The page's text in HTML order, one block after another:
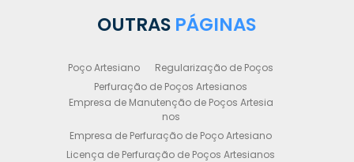
OUTRAS PÁGINAS
Poço Artesiano
Regularização de Poços
Perfuração de Poços Artesianos
Empresa de Manutenção de Poços Artesia
nos
Empresa de Perfuração de Poço Artesiano
Licença de Perfuração de Poços Artesianos